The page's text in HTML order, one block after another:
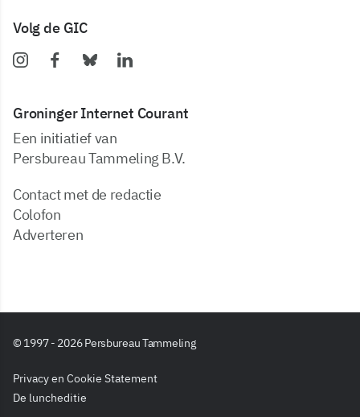
Volg de GIC
Groninger Internet Courant
Een initiatief van
Persbureau Tammeling B.V.
Contact met de redactie
Colofon
Adverteren
© 1997 - 2026 Persbureau Tammeling
Privacy en Cookie Statement
De luncheditie